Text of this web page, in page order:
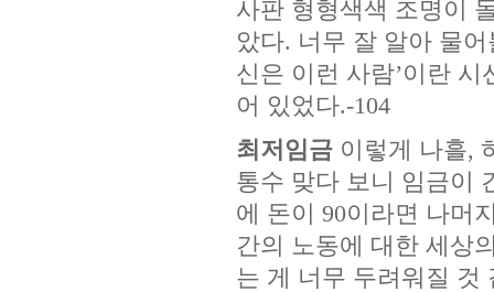
사판 형형색색 조명이
았다. 너무 잘 알아 물
신은 이런 사람’이란
어 있었다.-104
최저임금 이렇게 나흘,
통수 맞다 보니 임금이
에 돈이 90이라면 나머
간의 노동에 대한 세상
는 게 너무 두려워질 것